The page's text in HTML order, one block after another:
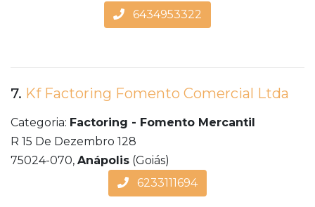
6434953322
7. Kf Factoring Fomento Comercial Ltda
Categoria: Factoring - Fomento Mercantil
R 15 De Dezembro 128
75024-070, Anápolis (Goiás)
6233111694